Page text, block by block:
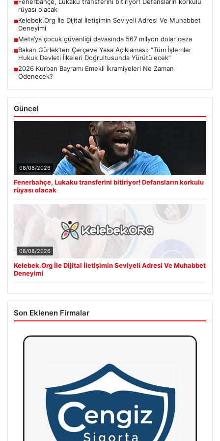
■
rüyası olacak
■Kelebek.Org İle Dijital İletişimin Seviyeli Adresi Ve Muhabbet
Deneyimi
■Meta’ya çocuk güvenliği davasında 567 milyon dolar ceza
■Bakan Gürlek’ten Çerçeve Yasa Açıklaması: “Tüm İşlemler
Hukuk Devleti İlkeleri Doğrultusunda Yürütülecek”
■2026 Kurban Bayramı Emekli İkramiyeleri Ne Zaman
Ödenecek?
Güncel
08/08/2026
Fenerbahçe, Lukaku transferini bitiriyor! Defansların korkulu
rüyası olacak
08/08/2026
Kelebek.Org İle Dijital İletişimin Seviyeli Adresi Ve Muhabbet
Deneyimi
Son Eklenen Firmalar